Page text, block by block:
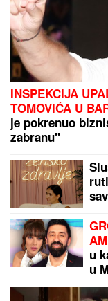
INSPEKCIJA
TOMOVIĆA U
je pokrenuo
zabranu"
u
u